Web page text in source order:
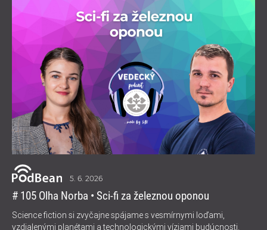
5. 6. 2026
# 105 Olha Norba • Sci-fi za železnou oponou
Science fiction si zvyčajne spájame s vesmírnymi loďami,
vzdialenými planétami a technologickými víziami budúcnosti.